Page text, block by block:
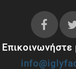
Επικοινωνήστε